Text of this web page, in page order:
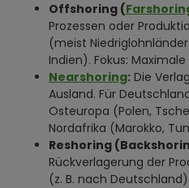
Offshoring (
Prozessen oder
(meist
Indien). Fokus:
Nearshoring: Die
Ausland. Für
Osteuropa (Polen,
Nordafrika (Marokko,
Reshoring
Rückverlagerung der
(z. B. nach Deutschland).